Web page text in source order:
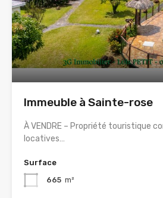
Immeuble à Sainte-rose
À VENDRE – Propriété touristique
locatives…
Surface
665 m²